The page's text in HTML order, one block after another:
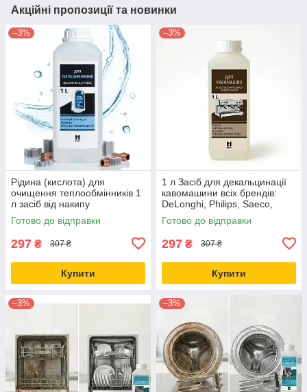
Акційні пропозиції та новинки
–3%
Рідина (кислота) для
очищення теплообмінників 1
л засіб від накипу
Готово до відправки
297 ₴ 307 ₴
Купити
–3%
1 л Засіб для декальцинації
кавомашини всіх брендів:
DeLonghi, Philips, Saeco,
Krups, Jura. Концентрат 25%
для видалення накипу
Готово до відправки
297 ₴ 307 ₴
Купити
–3% –3%